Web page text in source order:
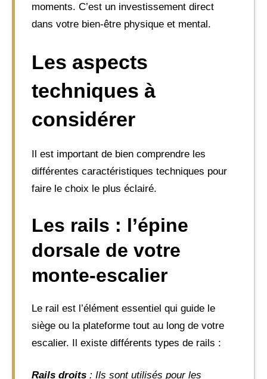
moments. C’est un investissement direct
dans votre bien-être physique et mental.
Les aspects
techniques à
considérer
Il est important de bien comprendre les
différentes caractéristiques techniques pour
faire le choix le plus éclairé.
Les rails : l’épine
dorsale de votre
monte-escalier
Le rail est l’élément essentiel qui guide le
siège ou la plateforme tout au long de votre
escalier. Il existe différents types de rails :
Rails droits : Ils sont utilisés pour les